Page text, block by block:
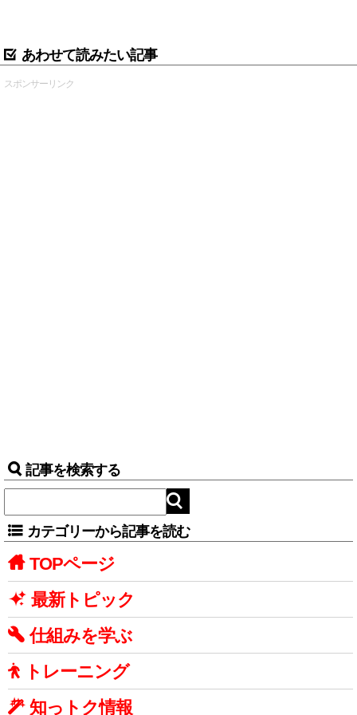
あわせて読みたい記事
スポンサーリンク
記事を検索する
カテゴリーから記事を読む
TOPページ
最新トピック
仕組みを学ぶ
トレーニング
知っトク情報